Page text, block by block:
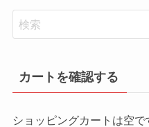
カートを確認する
ショッピングカートは空で